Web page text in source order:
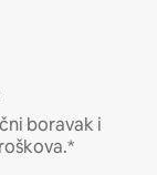
boravak i